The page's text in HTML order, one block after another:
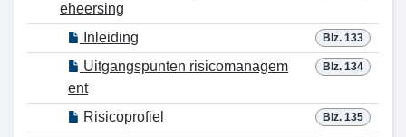
eheersing
Blz. 133
Inleiding
Blz. 134
Uitgangspunten risicomanagem
ent
Blz. 135
Risicoprofiel